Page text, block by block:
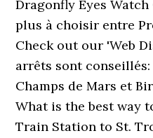
Dragonfly Eyes Watch
plus à choisir entre
Check out our 'Web
arrêts sont
Champs de Mars et
What is the best way
Train Station to St.